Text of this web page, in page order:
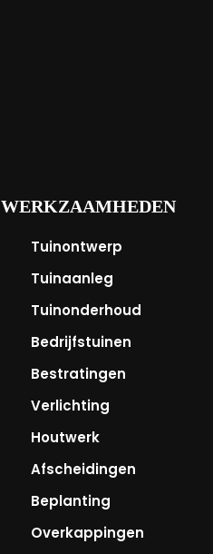
WERKZAAMHEDEN
Tuinontwerp
Tuinaanleg
Tuinonderhoud
Bedrijfstuinen
Bestratingen
Verlichting
Houtwerk
Afscheidingen
Beplanting
Overkappingen